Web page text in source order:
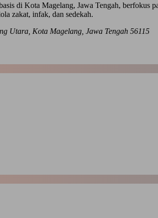
di Kota Magelang, Jawa Tengah, berfokus
zakat, infak, dan sedekah.
Utara, Kota Magelang, Jawa Tengah 56115